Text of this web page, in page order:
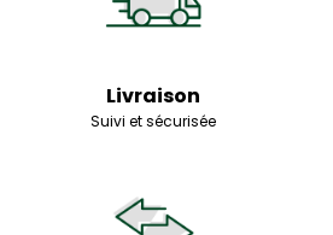
Livraison
Suivi et sécurisée